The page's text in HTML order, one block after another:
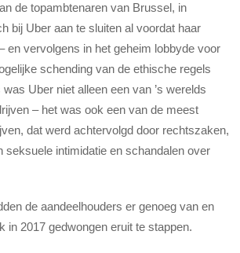
de topambtenaren van Brussel, in
bij Uber aan te sluiten al voordat haar
en vervolgens in het geheim lobbyde voor
schending van de ethische regels
Uber niet alleen een van ’s werelds
– het was ook een van de meest
dat werd achtervolgd door rechtszaken,
seksuele intimidatie en schandalen over
de aandeelhouders er genoeg van en
in 2017 gedwongen eruit te stappen.